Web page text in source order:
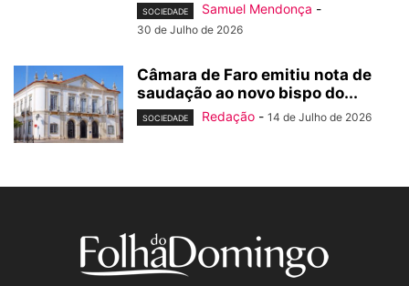
SOCIEDADE Samuel Mendonça -
30 de Julho de 2026
Câmara de Faro emitiu nota de
saudação ao novo bispo do...
SOCIEDADE Redação - 14 de Julho de 2026